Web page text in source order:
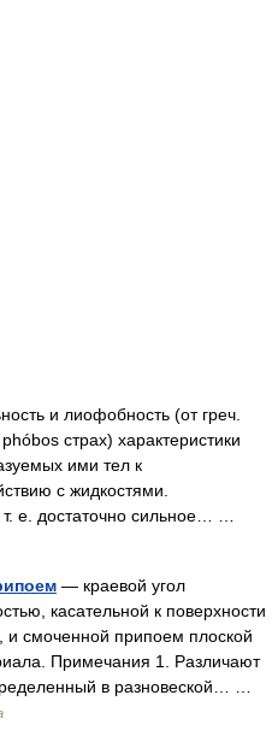
и лиофобность (от греч.
страх) характеристики
ими тел к
с жидкостями.
е. достаточно сильное… …
— краевой угол
касательной к поверхности
и смоченной припоем плоской
Примечания 1. Различают
в разновеской… …